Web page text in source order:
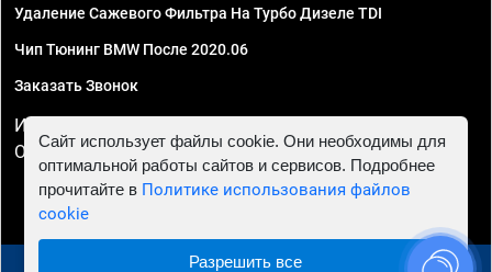
Удаление Сажевого Фильтра На Турбо Дизеле TDI
Чип Тюнинг BMW После 2020.06
Заказать Звонок
ИП Смирнов Георгий Павлович. ИНН 781302555843,
ОГРНИП 324470400032610
Сайт использует файлы cookie. Они необходимы для
оптимальной работы сайтов и сервисов. Подробнее
прочитайте в Политике использования файлов
cookie
Разрешить все